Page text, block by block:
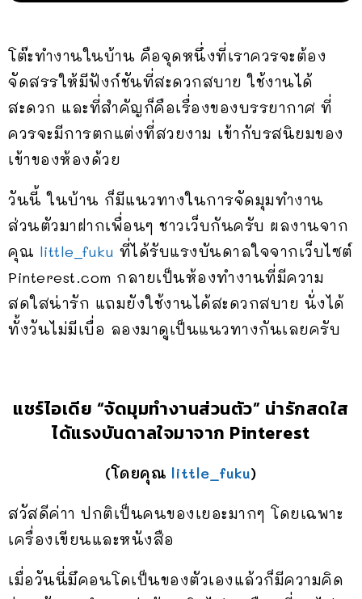
โต๊ะทำงานในบ้าน คือจุดหนึ่งที่เราควรจะต้อง
จัดสรรให้มีฟังก์ชันที่สะดวกสบาย ใช้งานได้
สะดวก และที่สำคัญก็คือเรื่องของบรรยากาศ ที่
ควรจะมีการตกแต่งที่สวยงาม เข้ากับรสนิยมของ
เข้าของห้องด้วย
วันนี้ ในบ้าน ก็มีแนวทางในการจัดมุมทำงาน
ส่วนตัวมาฝากเพื่อนๆ ชาวเว็บกันครับ ผลงานจาก
คุณ little_fuku ที่ได้รับแรงบันดาลใจจากเว็บไซต์
Pinterest.com กลายเป็นห้องทำงานที่มีความ
สดใสน่ารัก แถมยังใช้งานได้สะดวกสบาย นั่งได้
ทั้งวันไม่มีเบื่อ ลองมาดูเป็นแนวทางกันเลยครับ
แชร์ไอเดีย “จัดมุมทำงานส่วนตัว” น่ารักสดใส
ได้แรงบันดาลใจมาจาก Pinterest
(โดยคุณ little_fuku)
สวัสดีค่าา ปกติเป็นคนของเยอะมากๆ โดยเฉพาะ
เครื่องเขียนและหนังสือ
เมื่อวันนี่มึคอนโดเป็นของตัวเองแล้วก็มีความคิด